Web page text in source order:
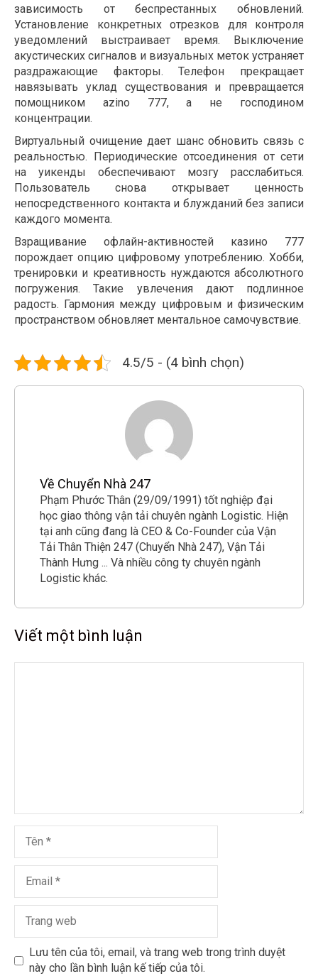
зависимость от беспрестанных обновлений.
Установление конкретных отрезков для контроля
уведомлений выстраивает время. Выключение
акустических сигналов и визуальных меток устраняет
раздражающие факторы. Телефон прекращает
навязывать уклад существования и превращается
помощником azino 777, а не господином
концентрации.
Виртуальный очищение дает шанс обновить связь с
реальностью. Периодические отсоединения от сети
на уикенды обеспечивают мозгу расслабиться.
Пользователь снова открывает ценность
непосредственного контакта и блужданий без записи
каждого момента.
Взращивание офлайн-активностей казино 777
порождает опцию цифровому употреблению. Хобби,
тренировки и креативность нуждаются абсолютного
погружения. Такие увлечения дают подлинное
радость. Гармония между цифровым и физическим
пространством обновляет ментальное самочувствие.
4.5/5 - (4 bình chọn)
Về Chuyển Nhà 247
Phạm Phước Thân (29/09/1991) tốt nghiệp đại
học giao thông vận tải chuyên ngành Logistic. Hiện
tại anh cũng đang là CEO & Co-Founder của Vận
Tải Thân Thiện 247 (Chuyển Nhà 247), Vận Tải
Thành Hưng ... Và nhiều công ty chuyên ngành
Logistic khác.
Viết một bình luận
Lưu tên của tôi, email, và trang web trong trình duyệt
này cho lần bình luận kế tiếp của tôi.